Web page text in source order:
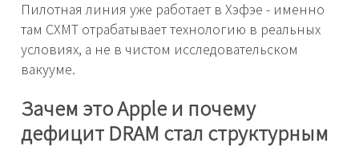
Пилотная линия уже работает в Хэфэе - именно
там CXMT отрабатывает технологию в реальных
условиях, а не в чистом исследовательском
вакууме.
Зачем это Apple и почему
дефицит DRAM стал структурным